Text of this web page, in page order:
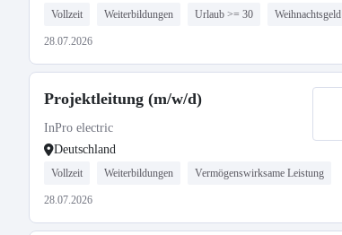
Vollzeit Weiterbildungen Urlaub >= 30 Weihnachtsgeld
28.07.2026
Projektleitung (m/w/d)
InPro electric
Deutschland
Vollzeit Weiterbildungen Vermögenswirksame Leistung
28.07.2026